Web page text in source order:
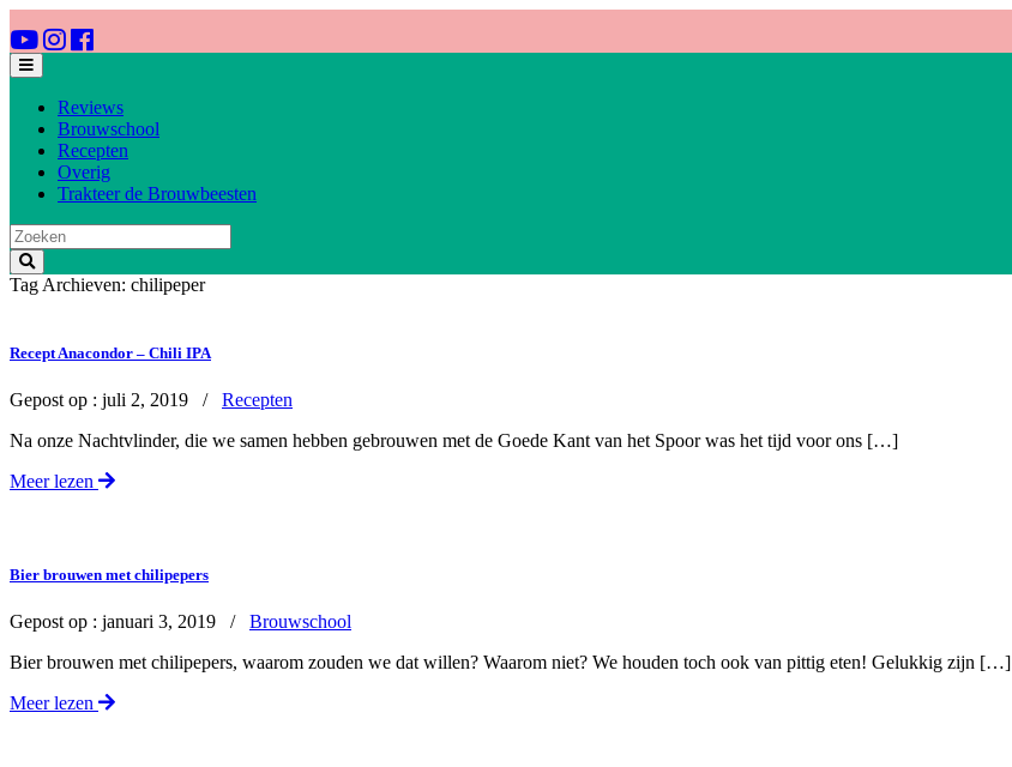
Reviews
Brouwschool
Recepten
Overig
Trakteer de Brouwbeesten
Tag Archieven: chilipeper
Recept Anacondor – Chili IPA
Gepost op : juli 2, 2019 / Recepten
Na onze Nachtvlinder, die we samen hebben gebrouwen met de Goede Kant van het Spoor was het tijd voor ons […]
Meer lezen
Bier brouwen met chilipepers
Gepost op : januari 3, 2019 / Brouwschool
Bier brouwen met chilipepers, waarom zouden we dat willen? Waarom niet? We houden toch ook van pittig eten! Gelukkig zijn […]
Meer lezen